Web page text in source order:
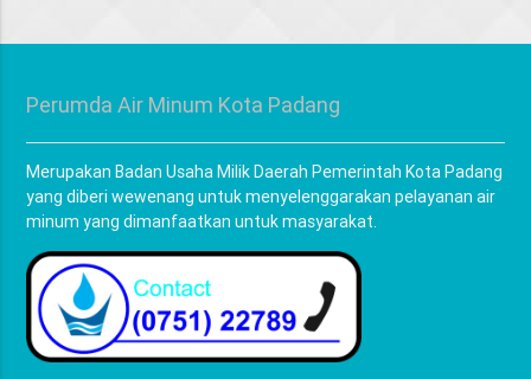
Perumda Air Minum Kota Padang
Merupakan Badan Usaha Milik Daerah Pemerintah Kota Padang
yang diberi wewenang untuk menyelenggarakan pelayanan air
minum yang dimanfaatkan untuk masyarakat.